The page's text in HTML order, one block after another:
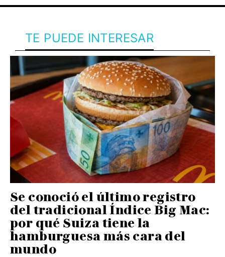
TE PUEDE INTERESAR
Se conoció el último registro
del tradicional Índice Big Mac:
por qué Suiza tiene la
hamburguesa más cara del
mundo